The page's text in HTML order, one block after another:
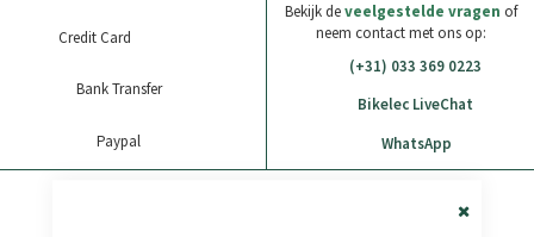
Credit Card
Bank Transfer
Paypal
Bekijk deveelgestelde vragen of
neem contact met ons op:
(+31) 033 369 0223
Bikelec LiveChat
WhatsApp